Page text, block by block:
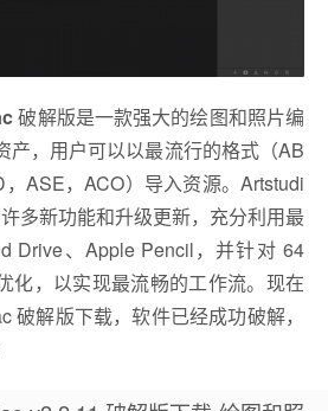
破解版是一款强大的绘图和照片编
产，用户可以以最流行的格式（AB
ASE，ACO）导入资源。Artstudi
多新功能和升级更新，充分利用最
Drive、Apple Pencil，并针对 64
化，以实现最流畅的工作流。现在
破解版下载，软件已经成功破解，